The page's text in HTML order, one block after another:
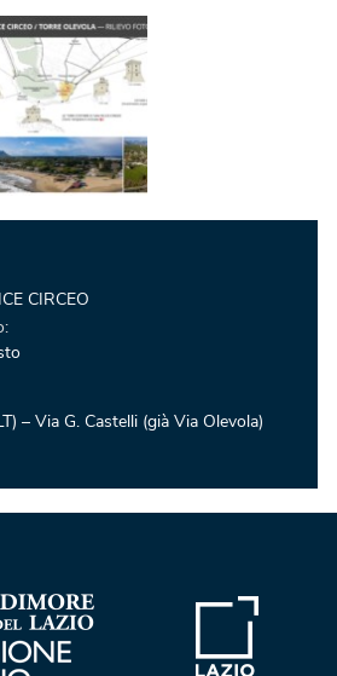
CIRCEO
– Via G. Castelli (già Via Olevola)